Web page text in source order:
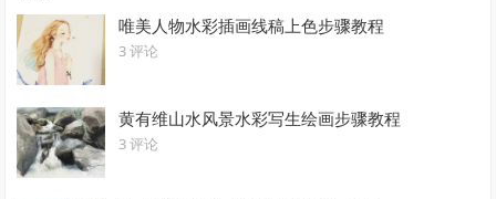
唯美人物水彩插画线稿上色步骤教程
3 评论
黄有维山水风景水彩写生绘画步骤教程
3 评论